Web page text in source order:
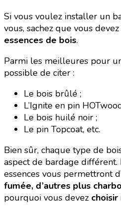
Si vous voulez installer un
vous, sachez que vous devez
essences de bois.
Parmi les meilleures pour
possible de citer :
Le bois brûlé ;
L’Ignite en pin
Le bois huilé noir ;
Le pin Topcoat, etc.
Bien sûr, chaque type de
aspect de bardage différent.
essences vous permettront
fumée, d’autres plus
pourquoi vous devez